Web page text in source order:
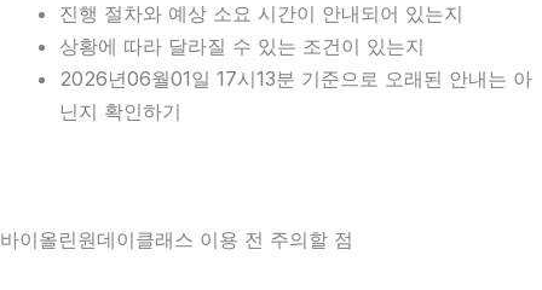
진행 절차와 예상 소요 시간이 안내되어 있는지
상황에 따라 달라질 수 있는 조건이 있는지
2026년06월01일 17시13분 기준으로 오래된 안내는 아
닌지 확인하기
바이올린원데이클래스 이용 전 주의할 점